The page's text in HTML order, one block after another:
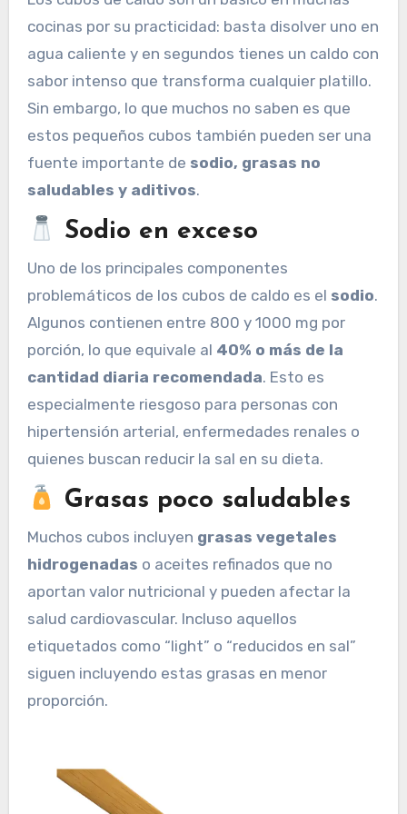
cocinas por su practicidad: basta disolver uno en
agua caliente y en segundos tienes un caldo con
sabor intenso que transforma cualquier platillo.
Sin embargo, lo que muchos no saben es que
estos pequeños cubos también pueden ser una
fuente importante de sodio, grasas no
saludables y aditivos.
Sodio en exceso
Uno de los principales componentes
problemáticos de los cubos de caldo es el sodio.
Algunos contienen entre 800 y 1000 mg por
porción, lo que equivale al 40% o más de la
cantidad diaria recomendada. Esto es
especialmente riesgoso para personas con
hipertensión arterial, enfermedades renales o
quienes buscan reducir la sal en su dieta.
Grasas poco saludables
Muchos cubos incluyen grasas vegetales
hidrogenadas o aceites refinados que no
aportan valor nutricional y pueden afectar la
salud cardiovascular. Incluso aquellos
etiquetados como “light” o “reducidos en sal”
siguen incluyendo estas grasas en menor
proporción.